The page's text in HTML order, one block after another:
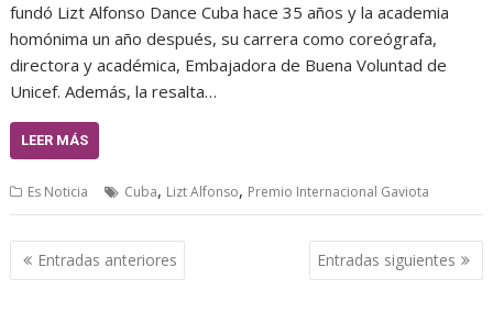
fundó Lizt Alfonso Dance Cuba hace 35 años y la academia
homónima un año después, su carrera como coreógrafa,
directora y académica, Embajadora de Buena Voluntad de
Unicef. Además, la resalta…
LEER MÁS
Es Noticia Cuba, Lizt Alfonso, Premio Internacional Gaviota
Navegación
de
Entradas anteriores Entradas siguientes